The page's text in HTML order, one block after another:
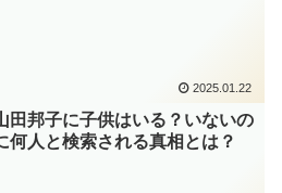
2025.01.22
田邦子に子供はいる？いないの
何人と検索される真相とは？